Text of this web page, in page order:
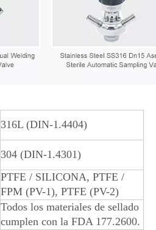
316L (DIN-1.4404)
304 (DIN-1.4301)
PTFE / SILICONA, PTFE /
FPM (PV-1), PTFE (PV-2)
Todos los materiales de sellado
cumplen con la FDA 177.2600.